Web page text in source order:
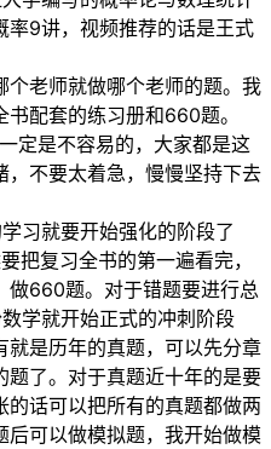
率9讲，视频推荐的话是王式
老师就做哪个老师的题。我
配套的练习册和660题。
定是不容易的，大家都是这
不要太着急，慢慢坚持下去
习就要开始强化的阶段了
把复习全书的第一遍看完，
做660题。对于错题要进行总
学就开始正式的冲刺阶段
就是历年的真题，可以先分章
了。对于真题近十年的是要
话可以把所有的真题都做两
可以做模拟题，我开始做模